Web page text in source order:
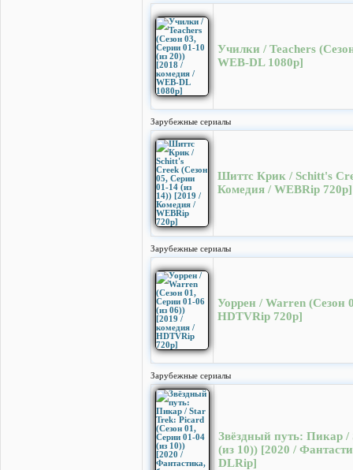
Училки / Teachers
WEB-DL 1080p]
Зарубежные сериалы
Шиттс Крик / Schitt's
Комедия / WEBRip 720p]
Зарубежные сериалы
Уоррен / Warren (Сезон
HDTVRip 720p]
Зарубежные сериалы
Звёздный путь: Пикар /
(из 10)) [2020 /
DLRip]